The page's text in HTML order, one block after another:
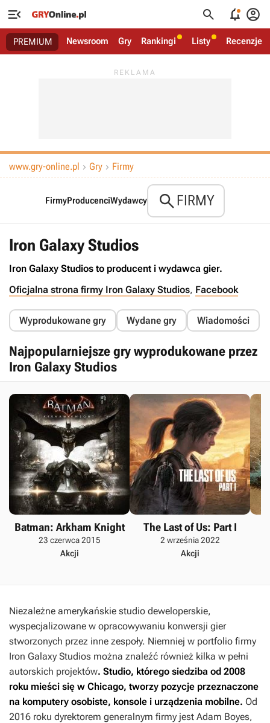
   
PREMIUM Newsroom Gry Rankingi Listy Recenzje
www.gry-online.pl  Gry  Firmy
FirmyProducenciWydawcy FIRMY
Iron Galaxy Studios
Iron Galaxy Studios to producent i wydawca gier.
Oficjalna strona firmy Iron Galaxy Studios, Facebook
Wyprodukowane gry Wydane gry Wiadomości
Najpopularniejsze gry wyprodukowane przez
Iron Galaxy Studios
Batman: Arkham Knight
23 czerwca 2015
Akcji
The Last of Us: Part I
2 września 2022
Akcji
Niezależne amerykańskie studio deweloperskie,
wyspecjalizowane w opracowywaniu konwersji gier
stworzonych przez inne zespoły. Niemniej w portfolio firmy
Iron Galaxy Studios można znaleźć również kilka w pełni
autorskich projektów. Studio, którego siedziba od 2008
roku mieści się w Chicago, tworzy pozycje przeznaczone
na komputery osobiste, konsole i urządzenia mobilne. Od
2016 roku dyrektorem generalnym firmy jest Adam Boyes,